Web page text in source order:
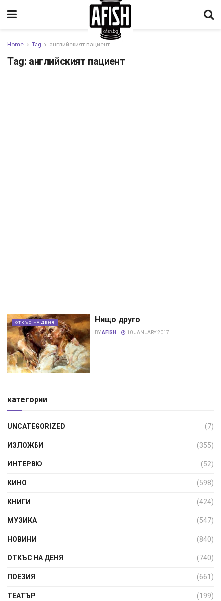
Home Tag английският пациент
Tag: английският пациент
ОТКЪС НА ДЕНЯ Нищо друго
BYAFISH 10 JANUARY 2017
категории
UNCATEGORIZED (7)
ИЗЛОЖБИ (355)
ИНТЕРВЮ (52)
КИНО (598)
КНИГИ (424)
МУЗИКА (547)
НОВИНИ (840)
ОТКЪС НА ДЕНЯ (740)
ПОЕЗИЯ (661)
ТЕАТЪР (199)